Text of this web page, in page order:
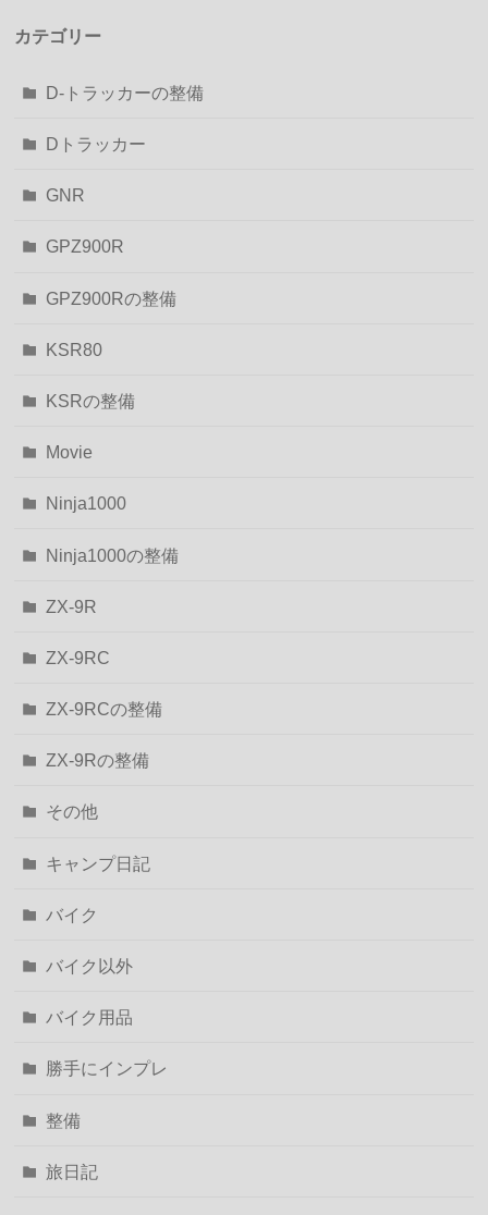
カテゴリー
D-トラッカーの整備
Dトラッカー
GNR
GPZ900R
GPZ900Rの整備
KSR80
KSRの整備
Movie
Ninja1000
Ninja1000の整備
ZX-9R
ZX-9RC
ZX-9RCの整備
ZX-9Rの整備
その他
キャンプ日記
バイク
バイク以外
バイク用品
勝手にインプレ
整備
旅日記